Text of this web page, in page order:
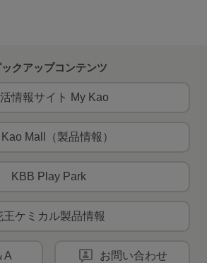
ックアップコンテンツ
情報サイト My Kao
Kao Mall（製品情報）
KBB Play Park
王ケミカル製品情報
A お問い合わせ